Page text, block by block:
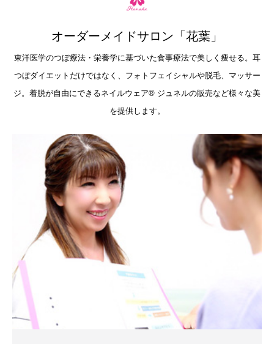
オーダーメイドサロン「花葉」
東洋医学のつぼ療法・栄養学に基づいた食事療法で美しく痩せる。耳
つぼダイエットだけではなく、フォトフェイシャルや脱毛、マッサー
ジ。着脱が自由にできるネイルウェア®︎ ジュネルの販売など様々な美
を提供します。